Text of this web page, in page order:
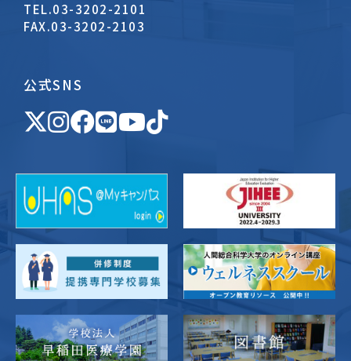
TEL.03-3202-2101
FAX.03-3202-2103
公式SNS